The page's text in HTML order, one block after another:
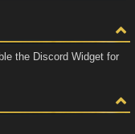
the Discord Widget for